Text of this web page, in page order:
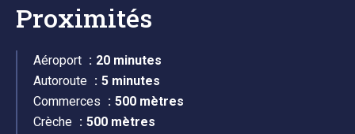
Proximités
Aéroport
20 minutes
Autoroute
5 minutes
Commerces
500 mètres
Crèche
500 mètres